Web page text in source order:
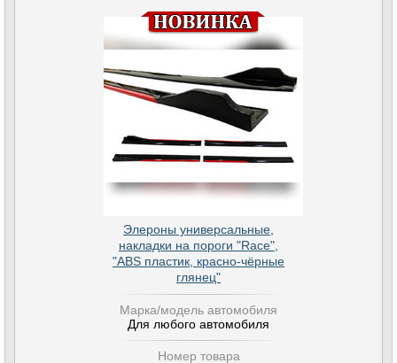
Элероны универсальные,
накладки на пороги "Race",
"ABS пластик, красно-чёрные
глянец"
Марка/модель автомобиля
Для любого автомобиля
Номер товара